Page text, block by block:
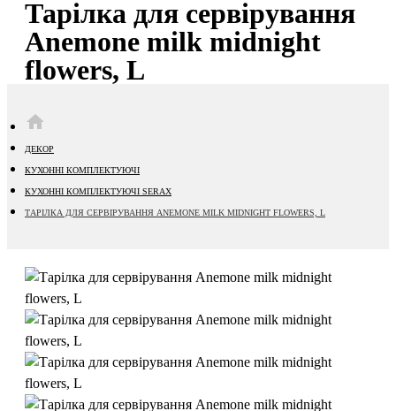
Тарілка для сервірування
Anemone milk midnight
flowers, L
ДЕКОР
КУХОННІ КОМПЛЕКТУЮЧІ
КУХОННІ КОМПЛЕКТУЮЧІ SERAX
ТАРІЛКА ДЛЯ СЕРВІРУВАННЯ ANEMONE MILK MIDNIGHT FLOWERS, L